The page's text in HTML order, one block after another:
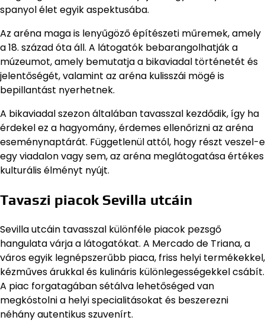
spanyol élet egyik aspektusába.
Az aréna maga is lenyűgöző építészeti műremek, amely
a 18. század óta áll. A látogatók bebarangolhatják a
múzeumot, amely bemutatja a bikaviadal történetét és
jelentőségét, valamint az aréna kulisszái mögé is
bepillantást nyerhetnek.
A bikaviadal szezon általában tavasszal kezdődik, így ha
érdekel ez a hagyomány, érdemes ellenőrizni az aréna
eseménynaptárát. Függetlenül attól, hogy részt veszel-e
egy viadalon vagy sem, az aréna meglátogatása értékes
kulturális élményt nyújt.
Tavaszi piacok Sevilla utcáin
Sevilla utcáin tavasszal különféle piacok pezsgő
hangulata várja a látogatókat. A Mercado de Triana, a
város egyik legnépszerűbb piaca, friss helyi termékekkel,
kézműves árukkal és kulináris különlegességekkel csábít.
A piac forgatagában sétálva lehetőséged van
megkóstolni a helyi specialitásokat és beszerezni
néhány autentikus szuvenírt.